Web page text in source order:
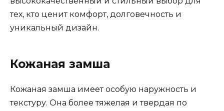
тех, кто ценит комфорт, долговечность и
уникальный дизайн.
Кожаная замша
Кожаная замша имеет особую наружность и
текстуру. Она более тяжелая и твердая по